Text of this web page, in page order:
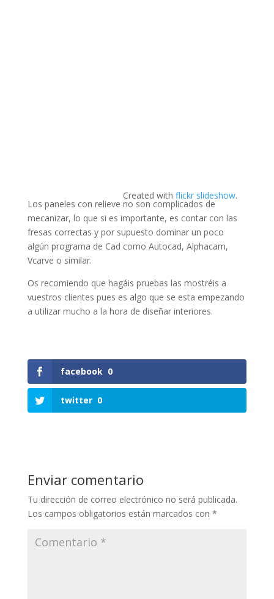
Created withflickr slideshow.
Los paneles con relieve no son complicados de
mecanizar, lo que si es importante, es contar con las
fresas correctas y por supuesto dominar un poco
algún programa de Cad como Autocad, Alphacam,
Vcarve o similar.
Os recomiendo que hagáis pruebas las mostréis a
vuestros clientes pues es algo que se esta empezando
a utilizar mucho a la hora de diseñar interiores.
facebook 0
twitter 0
Enviar comentario
Tu dirección de correo electrónico no será publicada.
Los campos obligatorios están marcados con *